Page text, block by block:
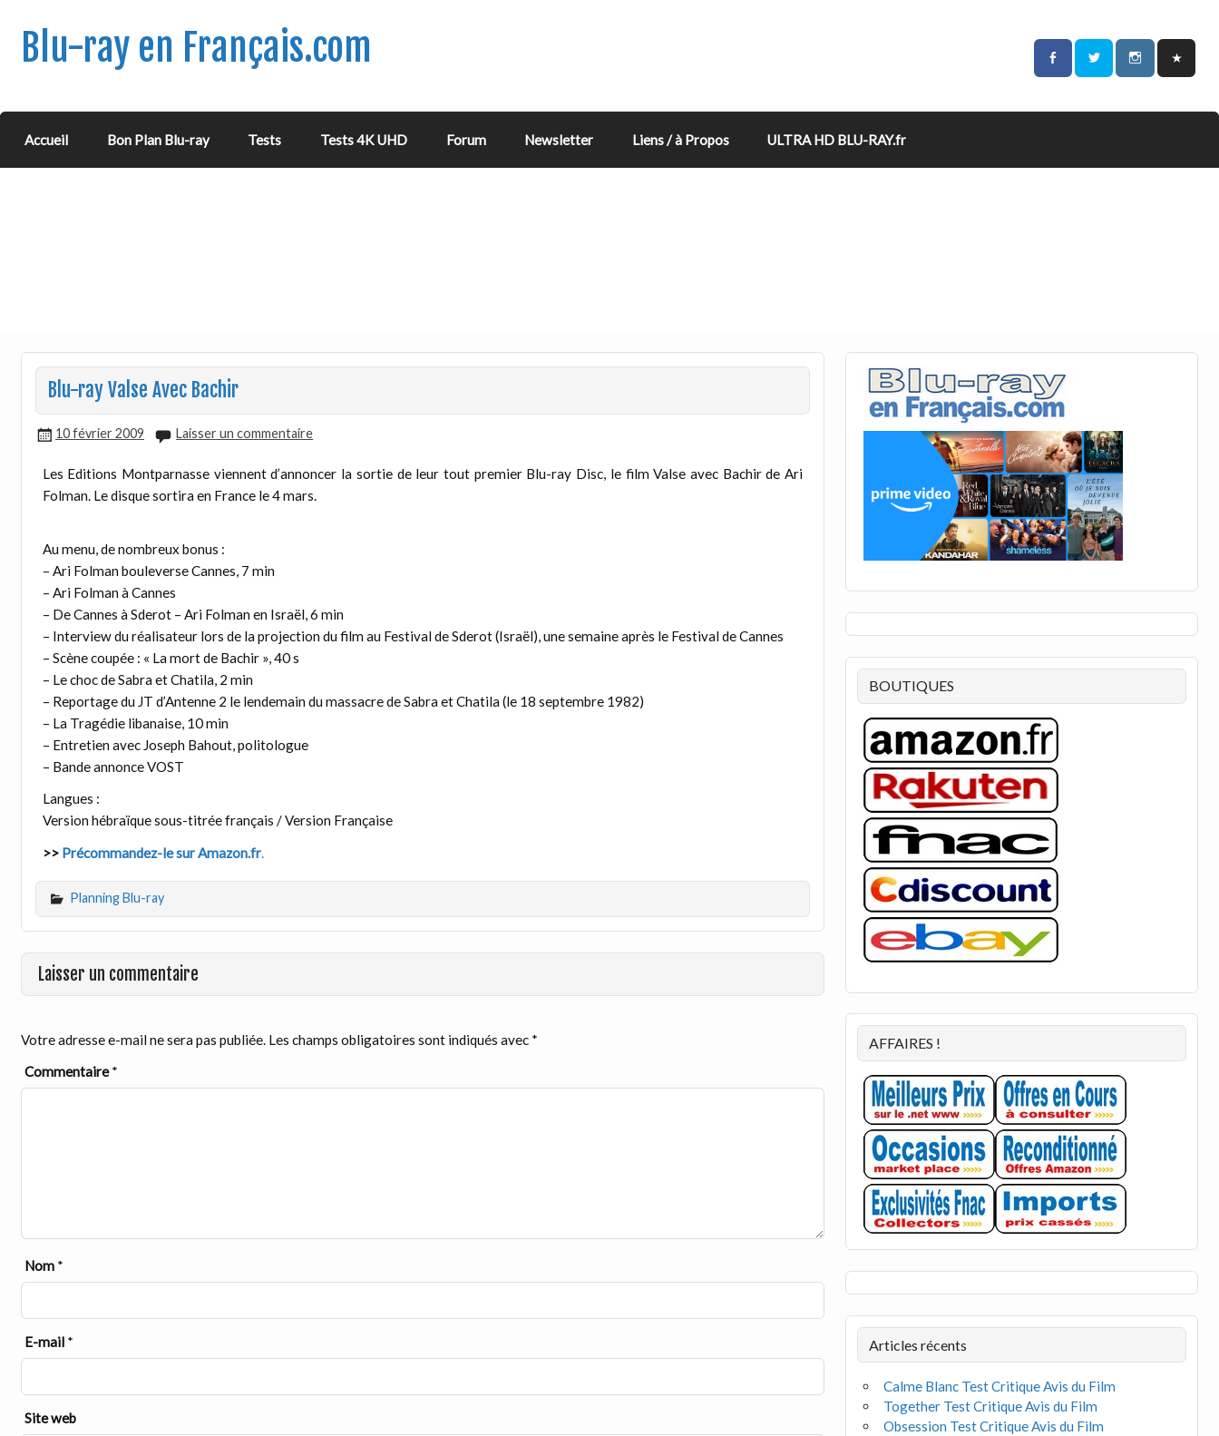
Blu-ray en Français.com
Accueil Bon Plan Blu-ray Tests Tests 4K UHD Forum Newsletter Liens / à Propos ULTRA HD BLU-RAY.fr
Blu-ray Valse Avec Bachir
10 février 2009 Laisser un commentaire
Les Editions Montparnasse viennent d’annoncer la sortie de leur tout premier Blu-ray Disc, le film Valse avec Bachir de Ari
Folman. Le disque sortira en France le 4 mars.
Au menu, de nombreux bonus :
– Ari Folman bouleverse Cannes, 7 min
– Ari Folman à Cannes
– De Cannes à Sderot – Ari Folman en Israël, 6 min
– Interview du réalisateur lors de la projection du film au Festival de Sderot (Israël), une semaine après le Festival de Cannes
– Scène coupée : « La mort de Bachir », 40 s
– Le choc de Sabra et Chatila, 2 min
– Reportage du JT d’Antenne 2 le lendemain du massacre de Sabra et Chatila (le 18 septembre 1982)
– La Tragédie libanaise, 10 min
– Entretien avec Joseph Bahout, politologue
– Bande annonce VOST
Langues :
Version hébraïque sous-titrée français / Version Française
>> Précommandez-le sur Amazon.fr.
Planning Blu-ray
Laisser un commentaire
Votre adresse e-mail ne sera pas publiée. Les champs obligatoires sont indiqués avec *
Commentaire*
Nom *
E-mail *
Site web
BOUTIQUES
AFFAIRES !
Articles récents
Calme Blanc Test Critique Avis du Film
Together Test Critique Avis du Film
Obsession Test Critique Avis du Film